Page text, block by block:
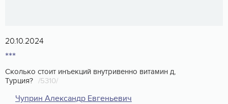
20.10.2024
***
Сколько стоит инъекций внутривенно витамин д,
Турция? /5310/
Чуприн Александр Евгеньевич